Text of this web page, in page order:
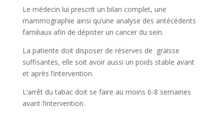
Le médecin lui prescrit un bilan complet, une
mammographie ainsi qu’une analyse des antécédents
familiaux afin de dépister un cancer du sein.
La patiente doit disposer de réserves de graisse
suffisantes, elle soit avoir aussi un poids stable avant
et après l’intervention.
L’arrêt du tabac doit se faire au moins 6-8 semaines
avant l’intervention.